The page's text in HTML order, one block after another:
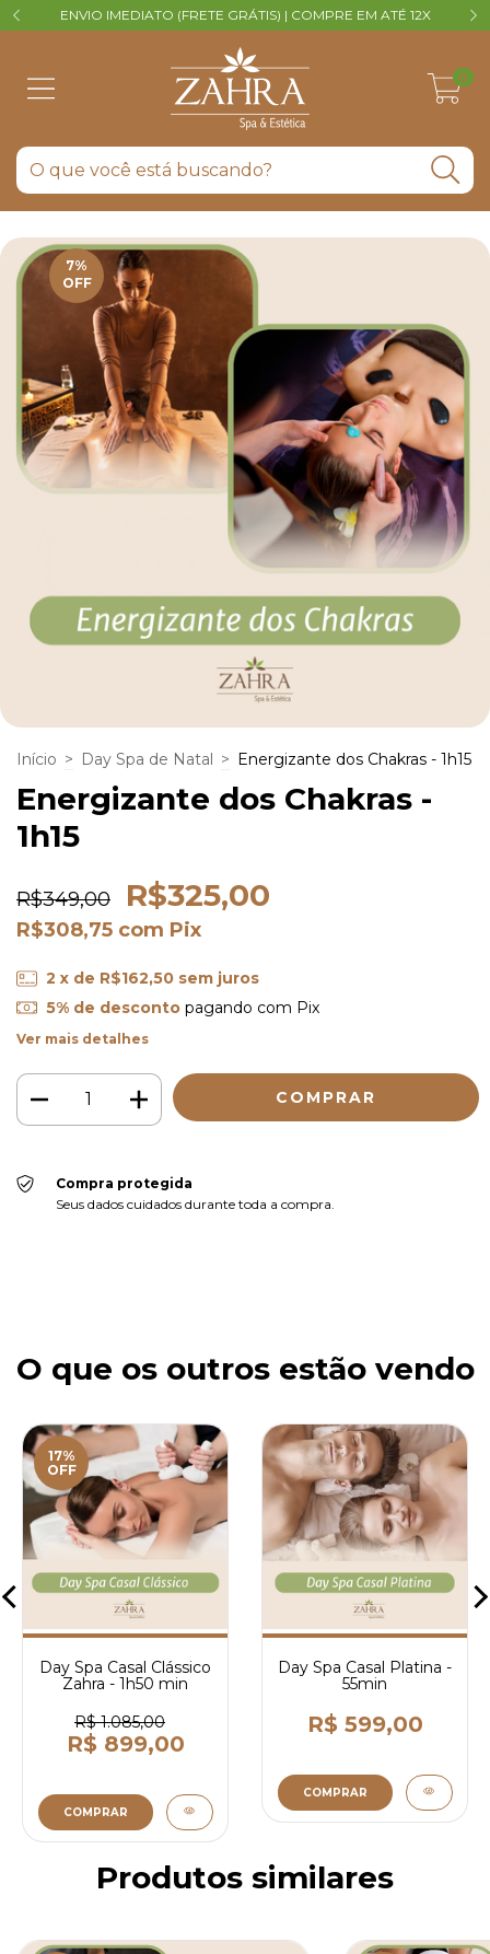
ENVIO IMEDIATO (FRETE GRÁTIS) | COMPRE EM ATÉ 12X
0
7%
OFF
Início > Day Spa de Natal > Energizante dos Chakras - 1h15
Energizante dos Chakras -
1h15
R$349,00 R$325,00
R$308,75 com Pix
2 x de R$162,50 sem juros
5% de descontopagando com Pix
Ver mais detalhes
Compra protegida
Seus dados cuidados durante toda a compra.
O que os outros estão vendo
17%
OFF
Day Spa Casal Clássico
Zahra - 1h50 min
R$ 1.085,00
R$ 899,00
COMPRAR
Day Spa Casal Platina -
55min
R$ 599,00
COMPRAR
Produtos similares